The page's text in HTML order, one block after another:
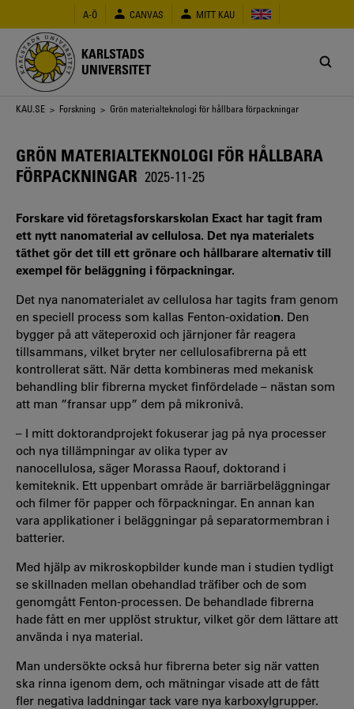
huvudinnehåll
A-Ö CANVAS MITT KAU
KARLSTADS
UNIVERSITET
Länkstig
KAU.SE > Forskning > Grön materialteknologi för hållbara förpackningar
GRÖN MATERIALTEKNOLOGI FÖR HÅLLBARA
FÖRPACKNINGAR 2025-11-25
Forskare vid företagsforskarskolan Exact har tagit fram
ett nytt nanomaterial av cellulosa. Det nya materialets
täthet gör det till ett grönare och hållbarare alternativ till
exempel för beläggning i förpackningar.
Det nya nanomaterialet av cellulosa har tagits fram genom
en speciell process som kallas Fenton-oxidation. Den
bygger på att väteperoxid och järnjoner får reagera
tillsammans, vilket bryter ner cellulosafibrerna på ett
kontrollerat sätt. När detta kombineras med mekanisk
behandling blir fibrerna mycket finfördelade – nästan som
att man ”fransar upp” dem på mikronivå.
– I mitt doktorandprojekt fokuserar jag på nya processer
och nya tillämpningar av olika typer av
nanocellulosa, säger Morassa Raouf, doktorand i
kemiteknik. Ett uppenbart område är barriärbeläggningar
och filmer för papper och förpackningar. En annan kan
vara applikationer i beläggningar på separatormembran i
batterier.
Med hjälp av mikroskopbilder kunde man i studien tydligt
se skillnaden mellan obehandlad träfiber och de som
genomgått Fenton-processen. De behandlade fibrerna
hade fått en mer upplöst struktur, vilket gör dem lättare att
använda i nya material.
Man undersökte också hur fibrerna beter sig när vatten
ska rinna igenom dem, och mätningar visade att de fått
fler negativa laddningar tack vare nya karboxylgrupper.